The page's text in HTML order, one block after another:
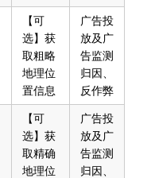
【可
选】获
取粗略
地理位
置信息
广告投
放及广
告监测
归因、
反作弊
【可
选】获
取精确
地理位
广告投
放及广
告监测
归因、